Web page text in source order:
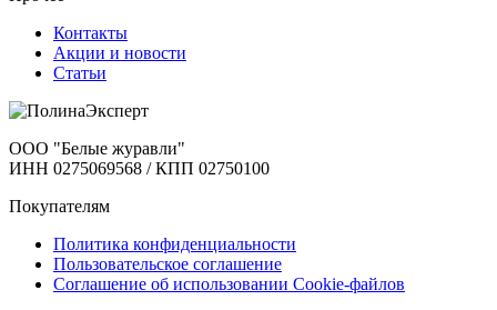
Контакты
Акции и новости
Статьи
ООО "Белые журавли"
ИНН 0275069568 / КПП 02750100
Покупателям
Политика конфиденциальности
Пользовательское соглашение
Соглашение об использовании Cookie-файлов